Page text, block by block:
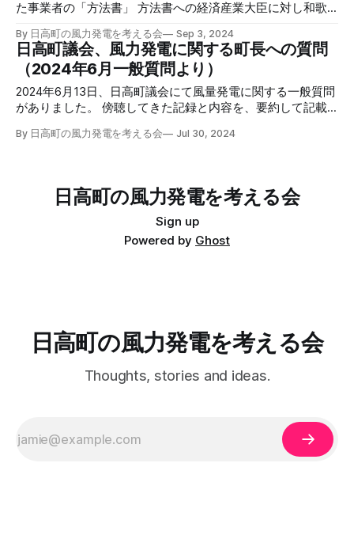
た事業者の「方法書」 方法書への経済産業大臣に対し和歌
の見直しを」 （仮称）新白馬風力発電事業に係る環境影響
評価方法書について経済産業大臣に対する知事意見 （仮
称）新白馬風力発電事業に係る環境影響評価方法書について
経済産業大臣に対する知事意見.pdf608 KBdownload-circle
意見の中には 「西側部分には森林が広がり未開発の部分が
多く存在することに加え、 西側部分のさらに外側には多く
の住居等もあることから、西側部分の開発の規模が大きくな
又は十分に低減する必要がある。」 「地域の環境保全より
も事業規模の維持を優先することなく、 適切に環境影響に
係る予測及び評価を行い、 環境影響の回避・低減のため
By 日高町の風力発電を考える会 Sep 3, 2024
日高町議会、風力発電に関する町長への質問
（2024年6月一般質問より）
2024年6月13日、日高町議会にて風量発電に関する一般質問
がありました。 傍聴してきた記録と内容を、要約して記載
した。 風力発電に関する質問に対し、町長の主な回答は *
いのでわからない。 という内容でした。 議会だよりにも一
般質問の内容が要約されて記載してありました。 議会だよ
り：令和6年7月25日 178号記載
http://www.town.wakayama-
hidaka.lg.jp/docs/2014090500409/files/gikai_178.pdf Q: 風
ドや印刷できない状態になっていた。住民に十分認知されて
いない状態で「住民への理解」を求めるのに
By 日高町の風力発電を考える会 Jul 30, 2024
日高町の風力発電を考える会
Sign up
Powered by Ghost
日高町の風力発電を考える会
Thoughts, stories and ideas.